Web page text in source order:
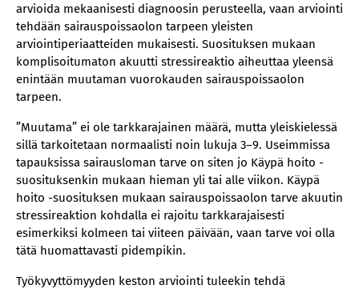
arvioida mekaanisesti diagnoosin perusteella, vaan arviointi
tehdään sairauspoissaolon tarpeen yleisten
arviointiperiaatteiden mukaisesti. Suosituksen mukaan
komplisoitumaton akuutti stressireaktio aiheuttaa yleensä
enintään muutaman vuorokauden sairauspoissaolon
tarpeen.
”Muutama” ei ole tarkkarajainen määrä, mutta yleiskielessä
sillä tarkoitetaan normaalisti noin lukuja 3–9. Useimmissa
tapauksissa sairausloman tarve on siten jo Käypä hoito -
suosituksenkin mukaan hieman yli tai alle viikon. Käypä
hoito -suosituksen mukaan sairauspoissaolon tarve akuutin
stressireaktion kohdalla ei rajoitu tarkkarajaisesti
esimerkiksi kolmeen tai viiteen päivään, vaan tarve voi olla
tätä huomattavasti pidempikin.
Työkyvyttömyyden keston arviointi tuleekin tehdä